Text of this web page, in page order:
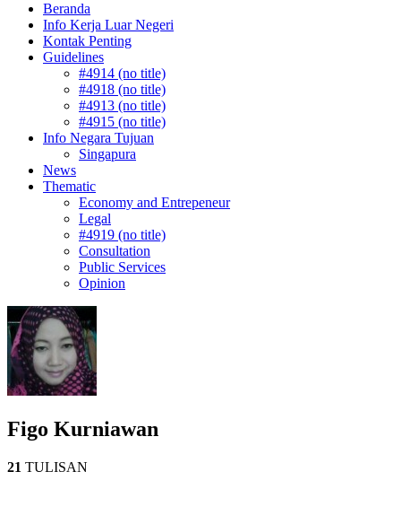
Beranda
Info Kerja Luar Negeri
Kontak Penting
Guidelines
#4914 (no title)
#4918 (no title)
#4913 (no title)
#4915 (no title)
Info Negara Tujuan
Singapura
News
Thematic
Economy and Entrepeneur
Legal
#4919 (no title)
Consultation
Public Services
Opinion
Figo Kurniawan
21 TULISAN